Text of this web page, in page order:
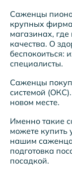
Саженцы
крупных
магазинах,
качества. О
беспокоиться:
специалисты.
Саженцы
системой
новом месте.
Именно такие
можете купить
нашим
подготовка
посадкой.